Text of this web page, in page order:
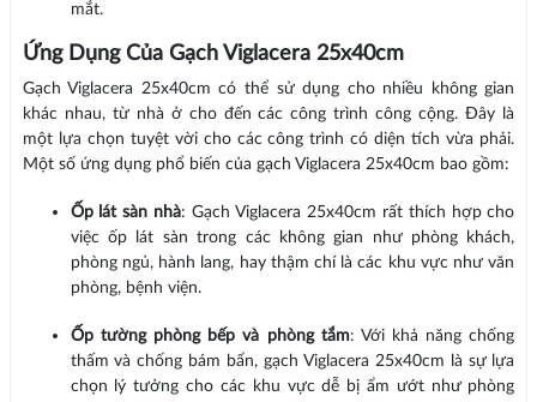
mắt.
Ứng Dụng Của Gạch Viglacera 25x40cm
Gạch Viglacera 25x40cm có thể sử dụng cho nhiều không gian
khác nhau, từ nhà ở cho đến các công trình công cộng. Đây là
một lựa chọn tuyệt vời cho các công trình có diện tích vừa phải.
Một số ứng dụng phổ biến của gạch Viglacera 25x40cm bao gồm:
Ốp lát sàn nhà: Gạch Viglacera 25x40cm rất thích hợp cho
việc ốp lát sàn trong các không gian như phòng khách,
phòng ngủ, hành lang, hay thậm chí là các khu vực như văn
phòng, bệnh viện.
Ốp tường phòng bếp và phòng tắm: Với khả năng chống
thấm và chống bám bẩn, gạch Viglacera 25x40cm là sự lựa
chọn lý tưởng cho các khu vực dễ bị ẩm ướt như phòng